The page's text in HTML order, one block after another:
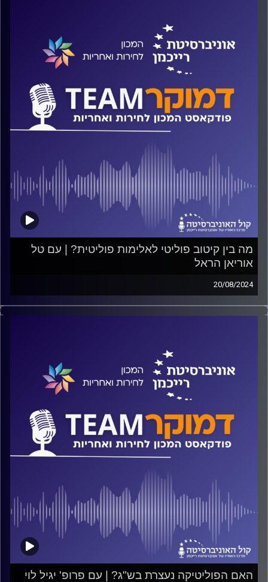
בישראל? על כל אלה ועוד ישוחח ד"ר חיים וייצמן עם פרופ'
מומי דהן
המכון לחירות ואחריות
מה בין קיטוב פוליטי לאלימות פוליטית? | עם טל
אוריאן הראל
20/08/2024
פודקאסט המכון לחירות ואחריות באוניברסיטת רייכמן
האם מחלוקת זה דבר רע ומתי היא הופכת לקיטוב? כיצד
אלה ועוד ישוחח ד"ר חיים וייצמן עם טל אוריאן הראל
המכון לחירות ואחריות
האם הפוליטיקה נעצרת בש"ג? | עם פרופ' יגיל לוי